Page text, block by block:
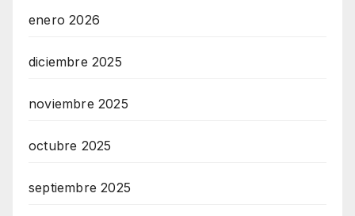
enero 2026
diciembre 2025
noviembre 2025
octubre 2025
septiembre 2025